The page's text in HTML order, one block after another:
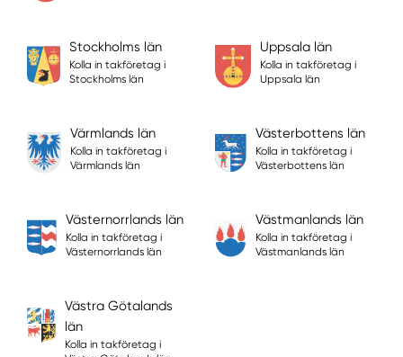
Stockholms län
Kolla in takföretag i
Stockholms län
Uppsala län
Kolla in takföretag i
Uppsala län
Värmlands län
Kolla in takföretag i
Värmlands län
Västerbottens län
Kolla in takföretag i
Västerbottens län
Västernorrlands län
Kolla in takföretag i
Västernorrlands län
Västmanlands län
Kolla in takföretag i
Västmanlands län
Västra Götalands
län
Kolla in takföretag i